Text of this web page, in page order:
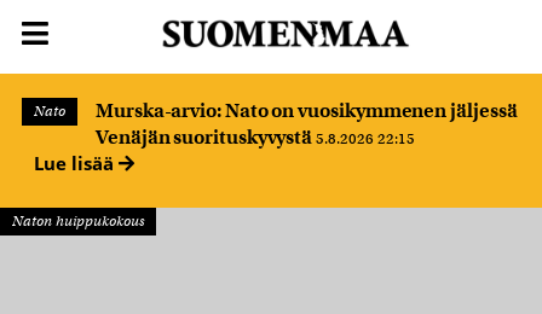
Nato
Murska-arvio: Nato on vuosikymmenen jäljessä
Venäjän suorituskyvystä 5.8.2026 22:15
Lue lisää
Naton huippukokous